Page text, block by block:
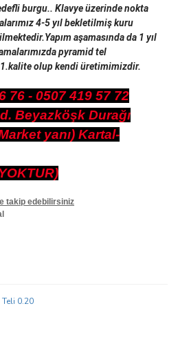
burgu.. Klavye üzerinde nokta
4-5 yıl bekletilmiş kuru
aşamasında da 1 yıl
pyramid tel
olup kendi üretimimizdir.
76 - 0507 419 57 72
Beyazköşk Durağı
yanı) Kartal-
takip edebilirsiniz
ürün açıklamalarında ve diğer
noktaları öneri formunu kullanarak
ederiz.